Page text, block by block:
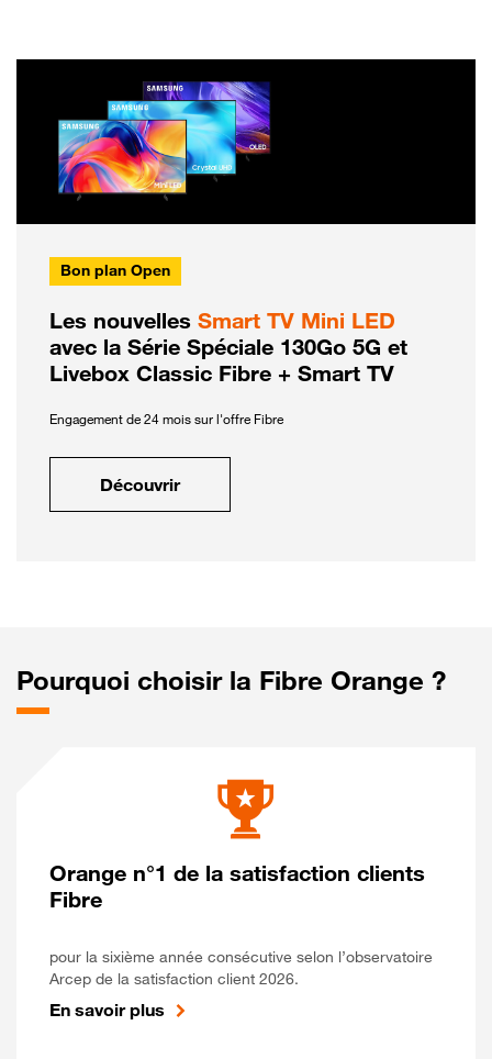
Bon plan Open
Les nouvelles Smart TV Mini LED
avec la Série Spéciale 130Go 5G et
Livebox Classic Fibre + Smart TV
Engagement de 24 mois sur l'offre Fibre
Découvrir
Pourquoi choisir la Fibre Orange ?
Orange n°1 de la satisfaction clients
Fibre
pour la sixième année consécutive selon l’observatoire
Arcep de la satisfaction client 2026.
En savoir plus